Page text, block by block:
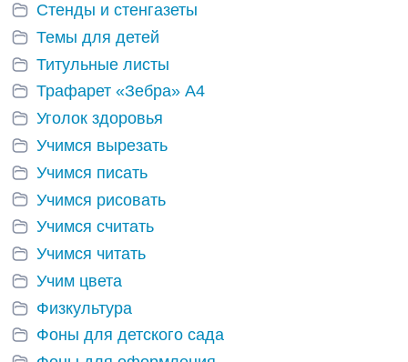
Стенды и стенгазеты
Темы для детей
Титульные листы
Трафарет «Зебра» А4
Уголок здоровья
Учимся вырезать
Учимся писать
Учимся рисовать
Учимся считать
Учимся читать
Учим цвета
Физкультура
Фоны для детского сада